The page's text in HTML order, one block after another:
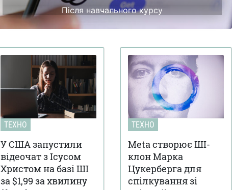
Після навчального курсу
ТЕХНО
У США запустили
відеочат з Ісусом
Христом на базі ШІ
за $1,99 за хвилину
ТЕХНО
Meta створює ШІ-
клон Марка
Цукерберга для
спілкування зі